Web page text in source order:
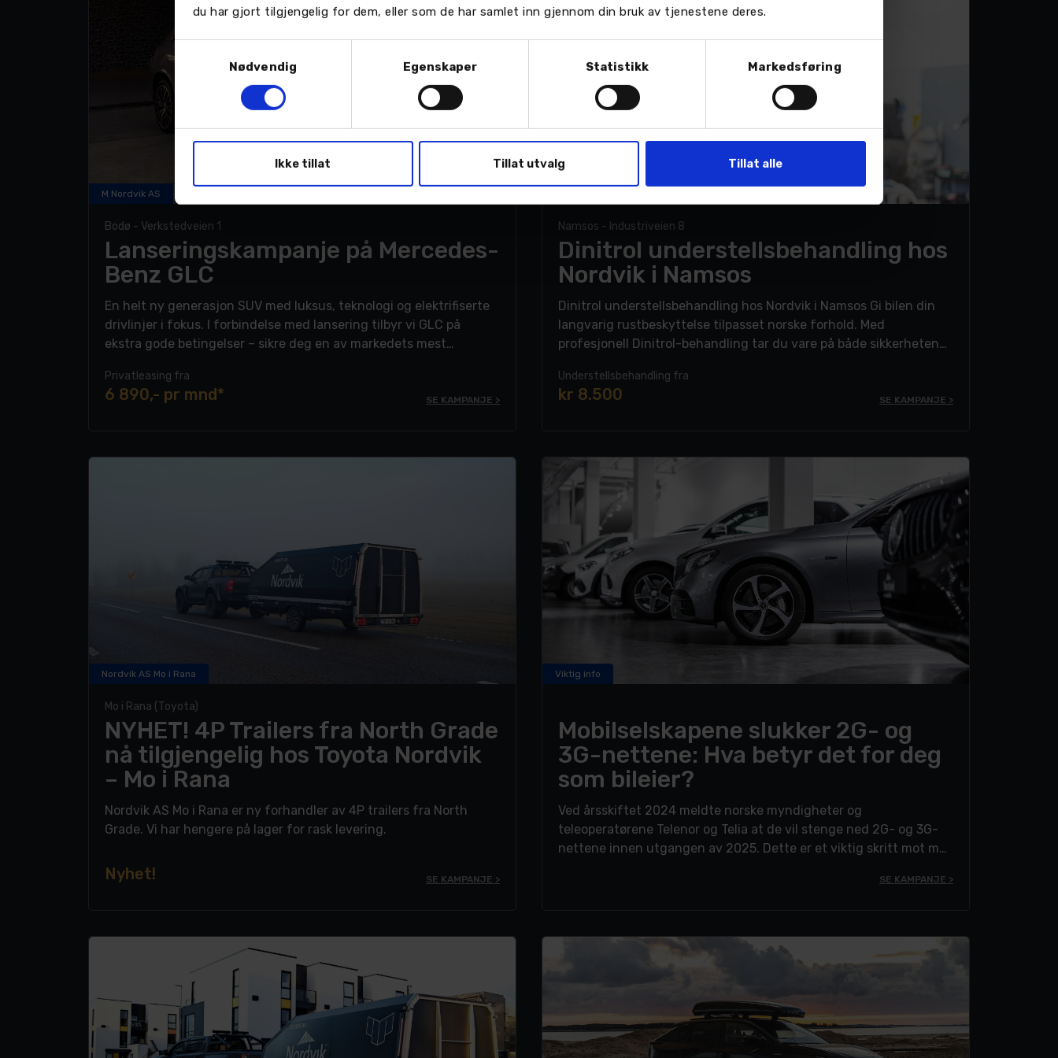
du har gjort tilgjengelig for dem, eller som de har samlet inn gjennom din bruk av tjenestene deres.
Nødvendig
Egenskaper Statistikk Markedsføring
Ikke tillat Tillat utvalg Tillat alle
M Nordvik AS
Bodø - Verkstedveien 1
Lanseringskampanje på Mercedes-
Benz GLC
En helt ny generasjon SUV med luksus, teknologi og elektrifiserte
drivlinjer i fokus. I forbindelse med lansering tilbyr vi GLC på
ekstra gode betingelser – sikre deg en av markedets mest
Privatleasing fra
6 890,- pr mnd* SE KAMPANJE >
Namsos - Industriveien 8
Dinitrol understellsbehandling hos
Nordvik i Namsos
Dinitrol understellsbehandling hos Nordvik i Namsos Gi bilen din
langvarig rustbeskyttelse tilpasset norske forhold. Med
profesjonell Dinitrol-behandling tar du vare på både sikkerheten
Understellsbehandling fra
kr 8.500 SE KAMPANJE >
Nordvik AS Mo i Rana
Mo i Rana (Toyota)
NYHET! 4P Trailers fra North Grade
nå tilgjengelig hos Toyota Nordvik
– Mo i Rana
Nordvik AS Mo i Rana er ny forhandler av 4P trailers fra North
Grade. Vi har hengere på lager for rask levering.
Nyhet! SE KAMPANJE >
Viktig info
Mobilselskapene slukker 2G- og
3G-nettene: Hva betyr det for deg
som bileier?
Ved årsskiftet 2024 meldte norske myndigheter og
teleoperatørene Telenor og Telia at de vil stenge ned 2G- og 3G-
nettene innen utgangen av 2025. Dette er et viktig skritt mot mer
SE KAMPANJE >